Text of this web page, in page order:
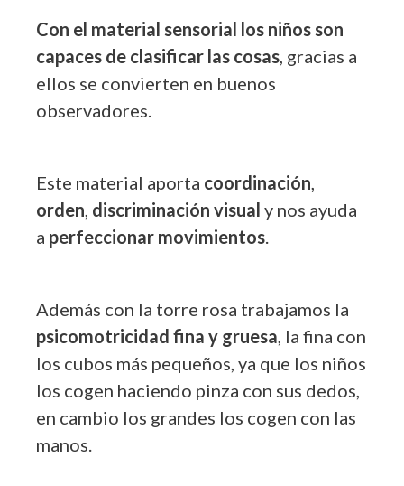
Con el material sensorial los niños son
capaces de clasificar las cosas, gracias a
ellos se convierten en buenos
observadores.
Este material aporta coordinación,
orden, discriminación visual y nos ayuda
a perfeccionar movimientos.
Además con la torre rosa trabajamos la
psicomotricidad fina y gruesa, la fina con
los cubos más pequeños, ya que los niños
los cogen haciendo pinza con sus dedos,
en cambio los grandes los cogen con las
manos.